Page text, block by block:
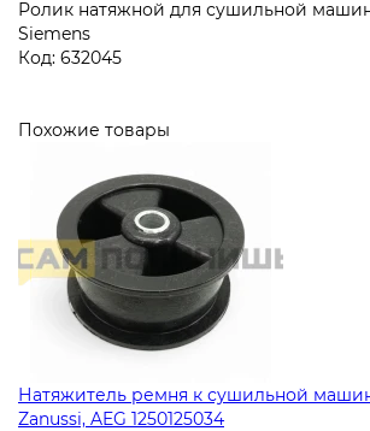
Ролик натяжной для сушильной
Siemens
Код: 632045
Похожие товары
Натяжитель ремня к сушильной
Zanussi, AEG 1250125034